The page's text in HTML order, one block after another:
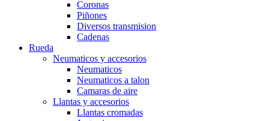
Coronas
Piñones
Diversos transmision
Cadenas
Rueda
Neumaticos y accesorios
Neumaticos
Neumaticos a talon
Camaras de aire
Llantas y accesorios
Llantas cromadas